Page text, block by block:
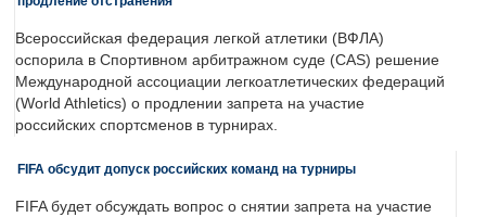
Всероссийская федерация легкой атлетики (ВФЛА)
оспорила в Спортивном арбитражном суде (CAS) решение
Международной ассоциации легкоатлетических федераций
(World Athletics) о продлении запрета на участие
российских спортсменов в турнирах.
FIFA обсудит допуск российских команд на турниры
FIFA будет обсуждать вопрос о снятии запрета на участие